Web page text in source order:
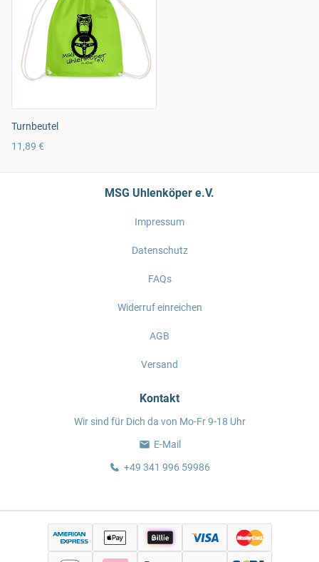
Turnbeutel
11,89 €
MSG Uhlenköper e.V.
Impressum
Datenschutz
FAQs
Widerruf einreichen
AGB
Versand
Kontakt
Wir sind für Dich da von Mo-Fr 9-18 Uhr
E-Mail
+49 341 996 59986